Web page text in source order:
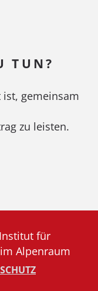
TUN?
ist, gemeinsam
zu leisten.
für
Alpenraum